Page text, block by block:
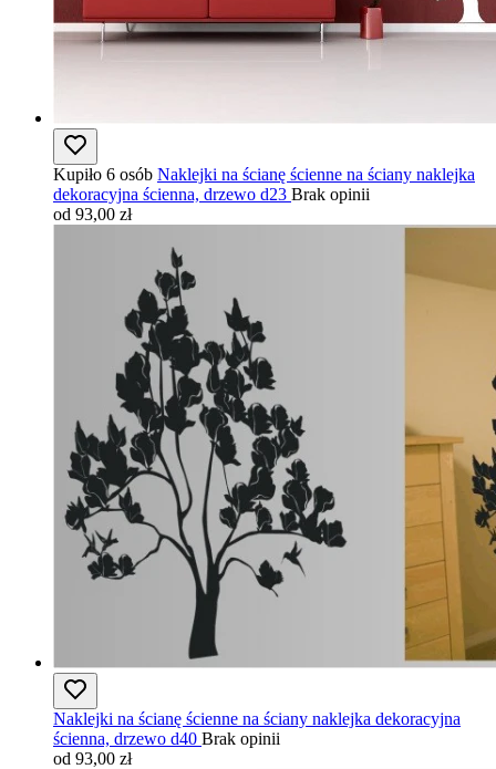
Kupiło 6 osób Naklejki na ścianę ścienne na ściany naklejka
dekoracyjna ścienna, drzewo d23 Brak opinii
od 93,00 zł
Naklejki na ścianę ścienne na ściany naklejka dekoracyjna
ścienna, drzewo d40 Brak opinii
od 93,00 zł